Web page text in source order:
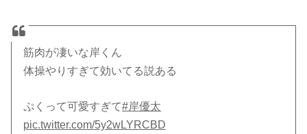
筋肉が凄いな岸くん
体操やりすぎて効いてる説ある
ぷくって可愛すぎて#岸優太
pic.twitter.com/5y2wLYRCBD